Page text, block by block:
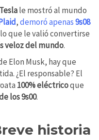
Teslale mostró al mundo
,demoró apenas9s08
que le valió convertirse
veloz del mundo.
Elon Musk, hay que
¿El responsable? El
100% eléctricoque
los 9s00.
historia